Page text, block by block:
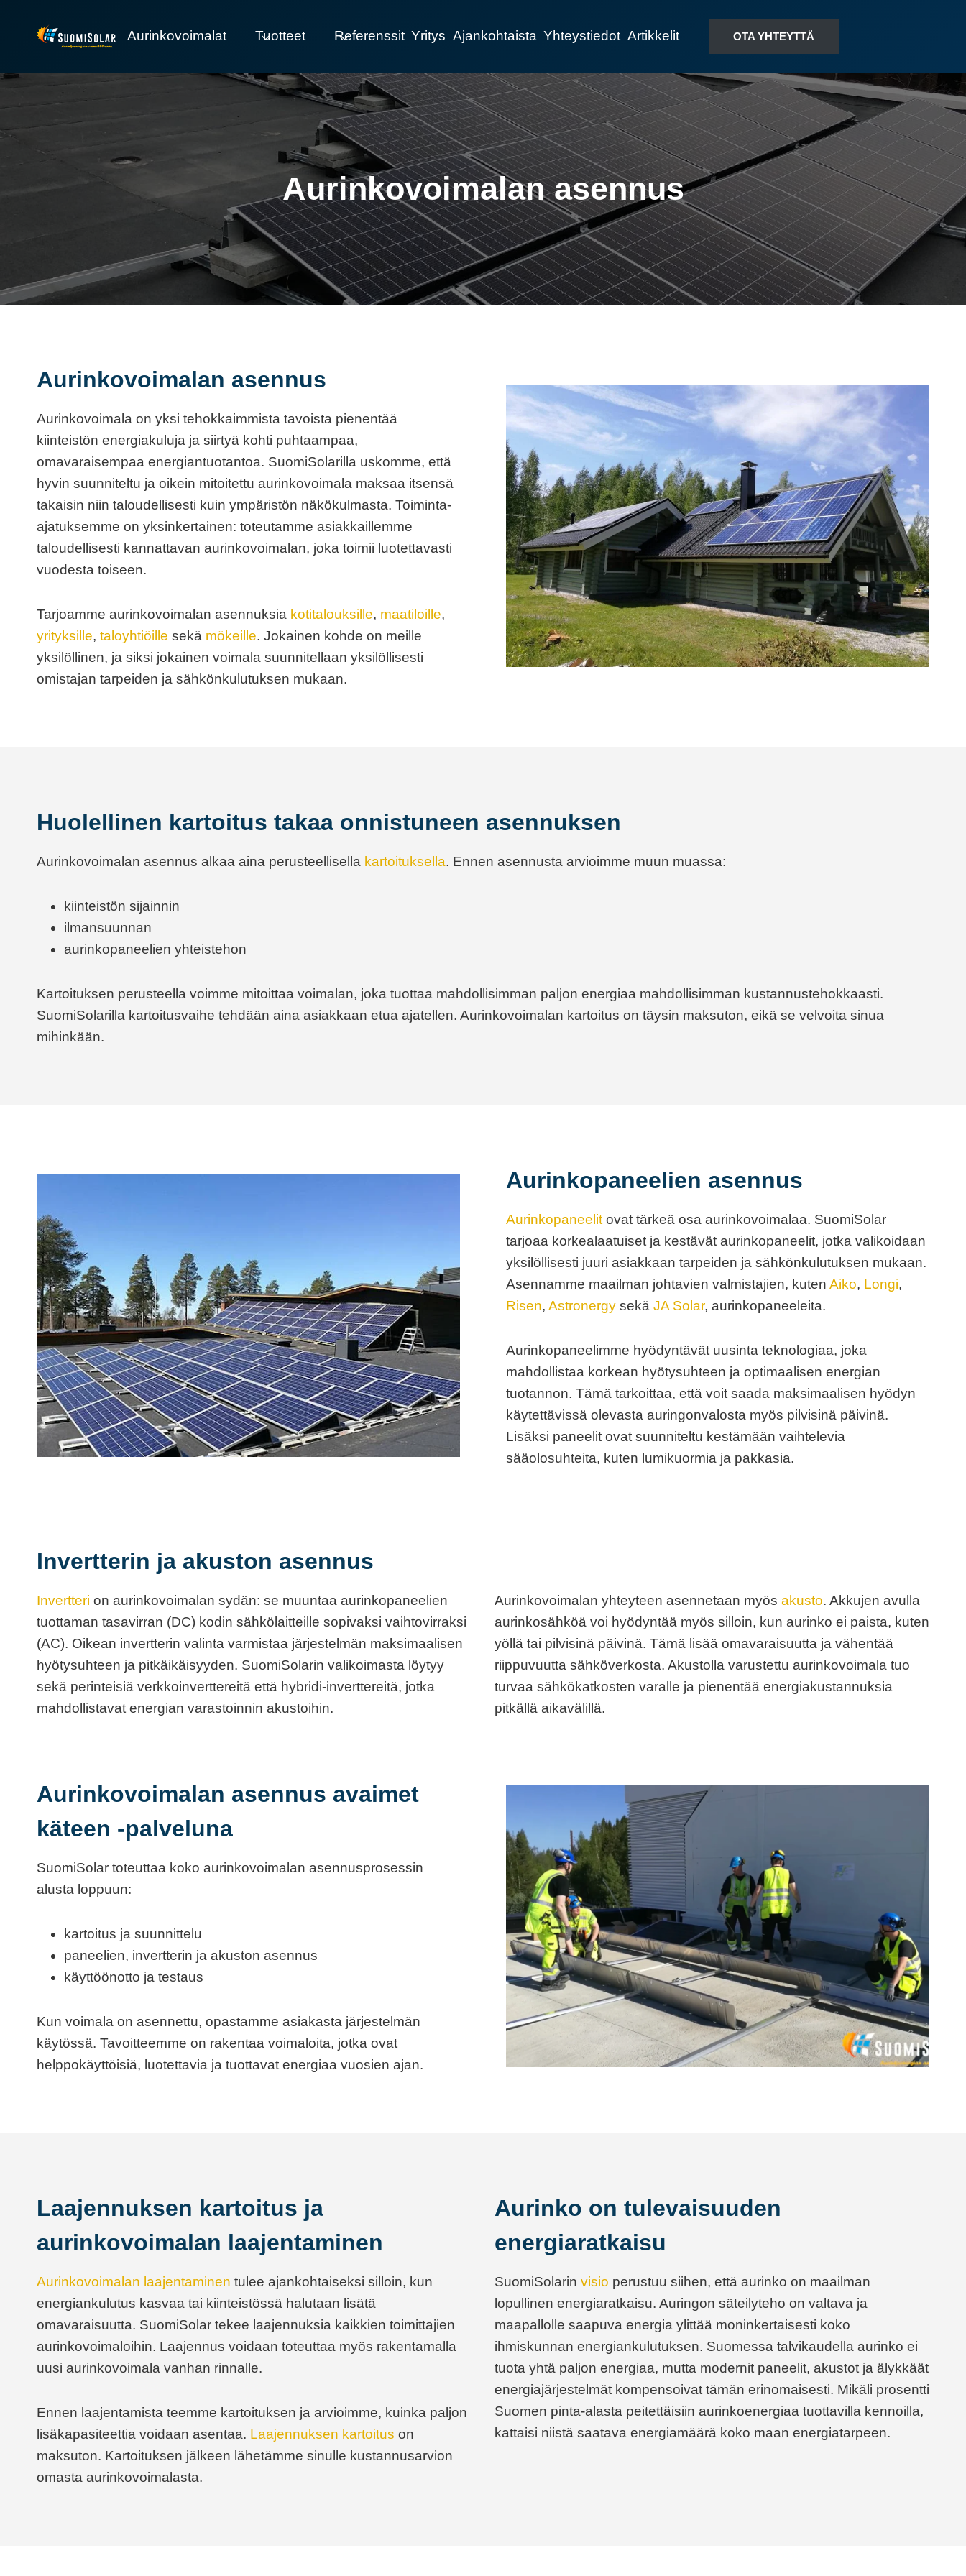
sisältöön
Aurinkovoimalat Tuotteet Referenssit Yritys Ajankohtaista Yhteystiedot Artikkelit OTA YHTEYTTÄ
Aurinkovoimalan asennus
Aurinkovoimalan asennus
Aurinkovoimala on yksi tehokkaimmista tavoista pienentää
kiinteistön energiakuluja ja siirtyä kohti puhtaampaa,
omavaraisempaa energiantuotantoa. SuomiSolarilla uskomme, että
hyvin suunniteltu ja oikein mitoitettu aurinkovoimala maksaa itsensä
takaisin niin taloudellisesti kuin ympäristön näkökulmasta. Toiminta-
ajatuksemme on yksinkertainen: toteutamme asiakkaillemme
taloudellisesti kannattavan aurinkovoimalan, joka toimii luotettavasti
vuodesta toiseen.
Tarjoamme aurinkovoimalan asennuksia kotitalouksille, maatiloille,
yrityksille, taloyhtiöille sekä mökeille. Jokainen kohde on meille
yksilöllinen, ja siksi jokainen voimala suunnitellaan yksilöllisesti
omistajan tarpeiden ja sähkönkulutuksen mukaan.
Huolellinen kartoitus takaa onnistuneen asennuksen
Aurinkovoimalan asennus alkaa aina perusteellisella kartoituksella. Ennen asennusta arvioimme muun muassa:
kiinteistön sijainnin
ilmansuunnan
aurinkopaneelien yhteistehon
Kartoituksen perusteella voimme mitoittaa voimalan, joka tuottaa mahdollisimman paljon energiaa mahdollisimman kustannustehokkaasti.
SuomiSolarilla kartoitusvaihe tehdään aina asiakkaan etua ajatellen. Aurinkovoimalan kartoitus on täysin maksuton, eikä se velvoita sinua
mihinkään.
Aurinkopaneelien asennus
Aurinkopaneelit ovat tärkeä osa aurinkovoimalaa. SuomiSolar
tarjoaa korkealaatuiset ja kestävät aurinkopaneelit, jotka valikoidaan
yksilöllisesti juuri asiakkaan tarpeiden ja sähkönkulutuksen mukaan.
Asennamme maailman johtavien valmistajien, kuten Aiko, Longi,
Risen, Astronergy sekä JA Solar, aurinkopaneeleita.
Aurinkopaneelimme hyödyntävät uusinta teknologiaa, joka
mahdollistaa korkean hyötysuhteen ja optimaalisen energian
tuotannon. Tämä tarkoittaa, että voit saada maksimaalisen hyödyn
käytettävissä olevasta auringonvalosta myös pilvisinä päivinä.
Lisäksi paneelit ovat suunniteltu kestämään vaihtelevia
sääolosuhteita, kuten lumikuormia ja pakkasia.
Invertterin ja akuston asennus
Invertteri on aurinkovoimalan sydän: se muuntaa aurinkopaneelien
tuottaman tasavirran (DC) kodin sähkölaitteille sopivaksi vaihtovirraksi
(AC). Oikean invertterin valinta varmistaa järjestelmän maksimaalisen
hyötysuhteen ja pitkäikäisyyden. SuomiSolarin valikoimasta löytyy
sekä perinteisiä verkkoinverttereitä että hybridi-inverttereitä, jotka
mahdollistavat energian varastoinnin akustoihin.
Aurinkovoimalan yhteyteen asennetaan myös akusto. Akkujen avulla
aurinkosähköä voi hyödyntää myös silloin, kun aurinko ei paista, kuten
yöllä tai pilvisinä päivinä. Tämä lisää omavaraisuutta ja vähentää
riippuvuutta sähköverkosta. Akustolla varustettu aurinkovoimala tuo
turvaa sähkökatkosten varalle ja pienentää energiakustannuksia
pitkällä aikavälillä.
Aurinkovoimalan asennus avaimet
käteen -palveluna
SuomiSolar toteuttaa koko aurinkovoimalan asennusprosessin
alusta loppuun:
kartoitus ja suunnittelu
paneelien, invertterin ja akuston asennus
käyttöönotto ja testaus
Kun voimala on asennettu, opastamme asiakasta järjestelmän
käytössä. Tavoitteemme on rakentaa voimaloita, jotka ovat
helppokäyttöisiä, luotettavia ja tuottavat energiaa vuosien ajan.
Laajennuksen kartoitus ja
aurinkovoimalan laajentaminen
Aurinkovoimalan laajentaminen tulee ajankohtaiseksi silloin, kun
energiankulutus kasvaa tai kiinteistössä halutaan lisätä
omavaraisuutta. SuomiSolar tekee laajennuksia kaikkien toimittajien
aurinkovoimaloihin. Laajennus voidaan toteuttaa myös rakentamalla
uusi aurinkovoimala vanhan rinnalle.
Ennen laajentamista teemme kartoituksen ja arvioimme, kuinka paljon
lisäkapasiteettia voidaan asentaa. Laajennuksen kartoitus on
maksuton. Kartoituksen jälkeen lähetämme sinulle kustannusarvion
omasta aurinkovoimalasta.
Aurinko on tulevaisuuden
energiaratkaisu
SuomiSolarin visio perustuu siihen, että aurinko on maailman
lopullinen energiaratkaisu. Auringon säteilyteho on valtava ja
maapallolle saapuva energia ylittää moninkertaisesti koko
ihmiskunnan energiankulutuksen. Suomessa talvikaudella aurinko ei
tuota yhtä paljon energiaa, mutta modernit paneelit, akustot ja älykkäät
energiajärjestelmät kompensoivat tämän erinomaisesti. Mikäli prosentti
Suomen pinta-alasta peitettäisiin aurinkoenergiaa tuottavilla kennoilla,
kattaisi niistä saatava energiamäärä koko maan energiatarpeen.